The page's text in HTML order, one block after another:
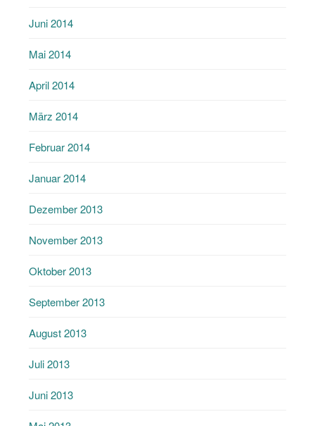
Juni 2014
Mai 2014
April 2014
März 2014
Februar 2014
Januar 2014
Dezember 2013
November 2013
Oktober 2013
September 2013
August 2013
Juli 2013
Juni 2013